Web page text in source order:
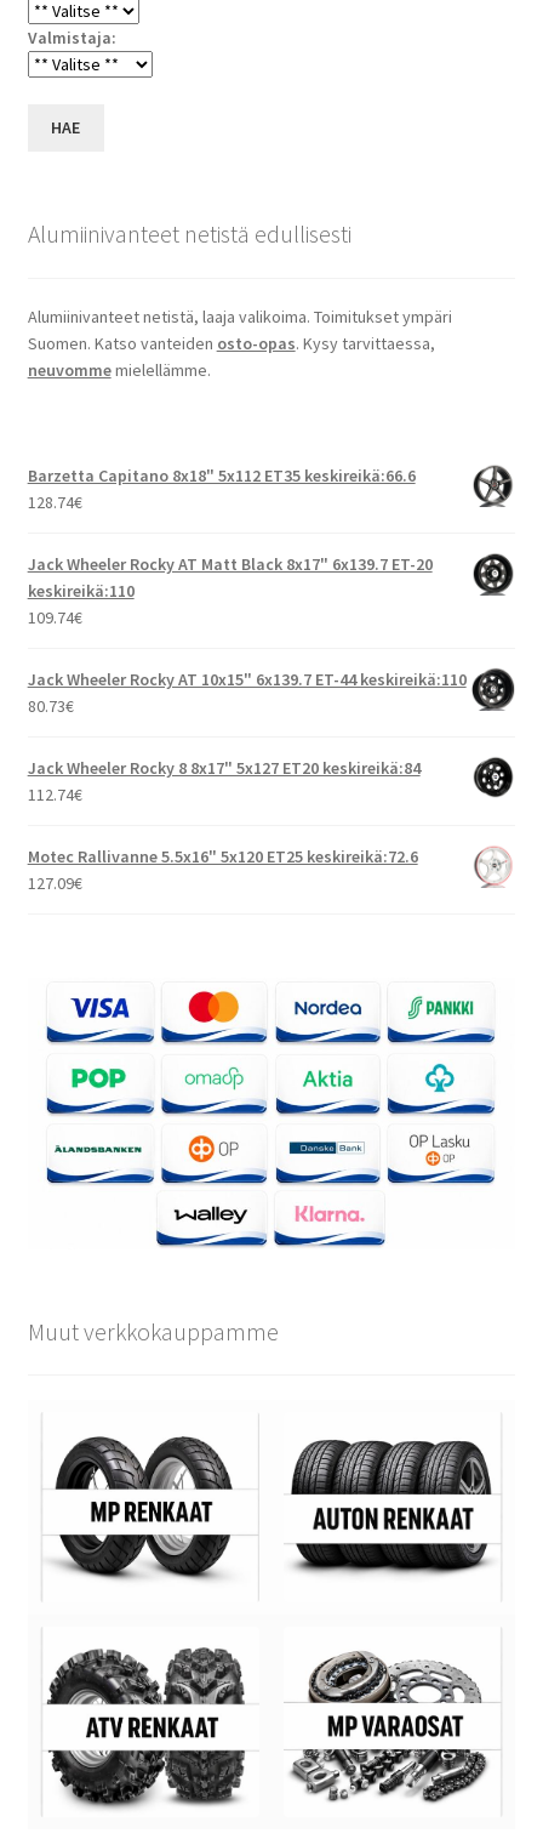
Valmistaja:
HAE
Alumiinivanteet netistä edullisesti
Alumiinivanteet netistä, laaja valikoima. Toimitukset ympäri
Suomen. Katso vanteiden osto-opas. Kysy tarvittaessa,
neuvommemielellämme.
Barzetta Capitano 8x18" 5x112 ET35 keskireikä:66.6
128.74€
Jack Wheeler Rocky AT Matt Black 8x17" 6x139.7 ET-20
keskireikä:110
109.74€
Jack Wheeler Rocky AT 10x15" 6x139.7 ET-44 keskireikä:110
80.73€
Jack Wheeler Rocky 8 8x17" 5x127 ET20 keskireikä:84
112.74€
Motec Rallivanne 5.5x16" 5x120 ET25 keskireikä:72.6
127.09€
Muut verkkokauppamme